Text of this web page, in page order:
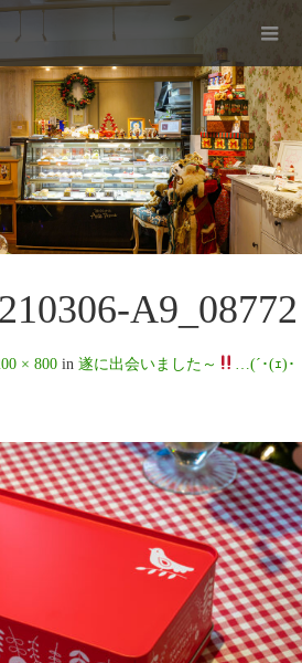
A9_08772
× 800 in 遂に出会いました～
…(´･(ｪ)･